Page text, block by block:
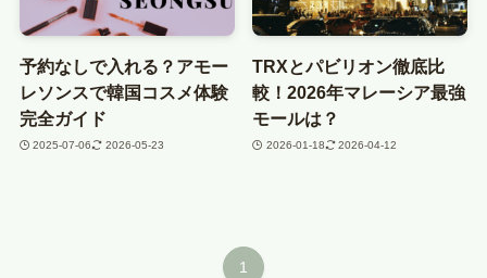
予約なしで入れる？アモー
レソンスで韓国コスメ体験
完全ガイド
2025-07-06 2026-05-23
TRXとパビリオン徹底比
較！2026年マレーシア最強
モールは？
2026-01-18 2026-04-12
1